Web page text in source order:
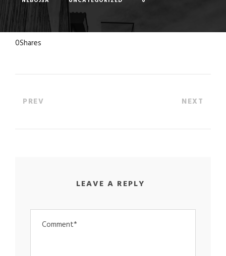
0Shares
PREV NEXT
LEAVE A REPLY